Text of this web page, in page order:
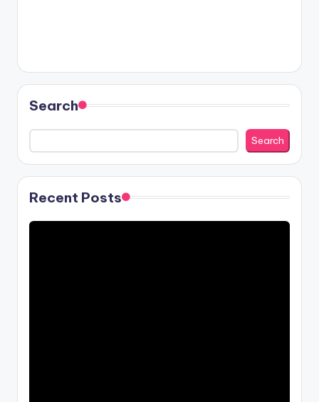
Search
Search
Recent Posts